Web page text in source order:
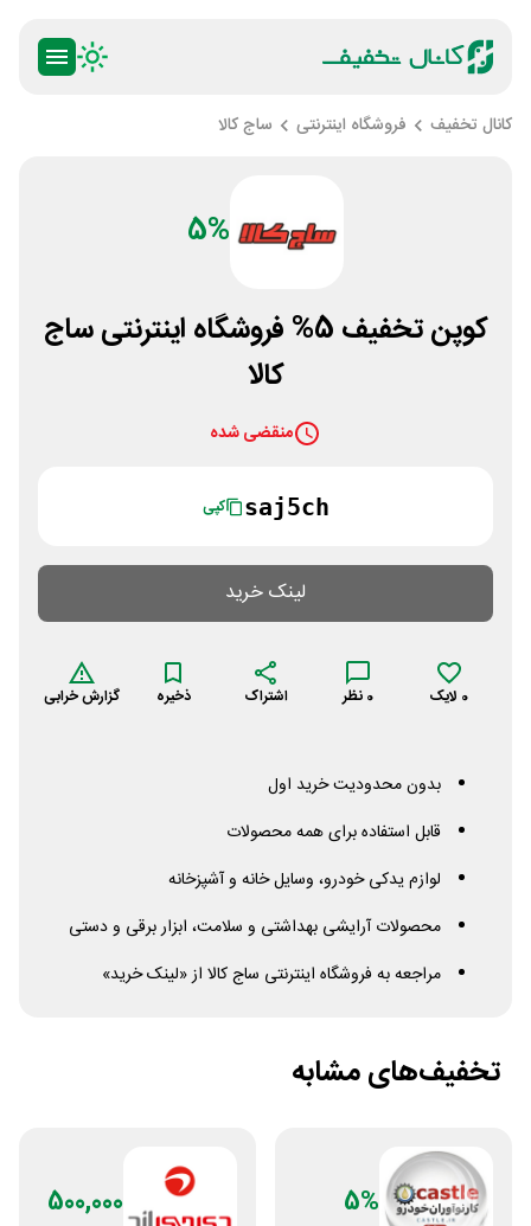
کانال تخفیف فروشگاه اینترنتی ساج کالا
5%
کوپن تخفیف 5% فروشگاه اینترنتی ساج
کالا
منقضی شده
saj5ch کپی
لینک خرید
0 لایک 0 نظر اشتراک ذخیره گزارش خرابی
بدون محدودیت خرید اول
قابل استفاده برای همه محصولات
لوازم یدکی خودرو، وسایل خانه و آشپزخانه
محصولات آرایشی بهداشتی و سلامت، ابزار برقی و دستی
مراجعه به فروشگاه اینترنتی ساج کالا از «لینک خرید»
تخفیف‌های مشابه
5%
500,000